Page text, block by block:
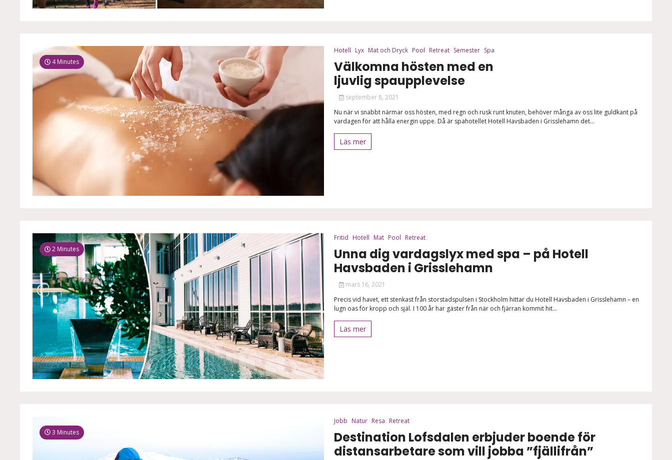
4 Minutes
Hotell Lyx Mat och Dryck Pool Retreat Semester Spa
Välkomna hösten med en
ljuvlig spaupplevelse
september 8, 2021
Nu när vi snabbt närmar oss hösten, med regn och rusk runt knuten, behöver många av oss lite guldkant på
vardagen för att hålla energin uppe. Då är spahotellet Hotell Havsbaden i Grisslehamn det...
Läs mer
2 Minutes
Fritid Hotell Mat Pool Retreat
Unna dig vardagslyx med spa – på Hotell
Havsbaden i Grisslehamn
mars 16, 2021
Precis vid havet, ett stenkast från storstadspulsen i Stockholm hittar du Hotell Havsbaden i Grisslehamn – en
lugn oas för kropp och själ. I 100 år har gäster från när och fjärran kommit hit...
Läs mer
3 Minutes
Jobb Natur Resa Retreat
Destination Lofsdalen erbjuder boende för
distansarbetare som vill jobba ”fjällifrån”